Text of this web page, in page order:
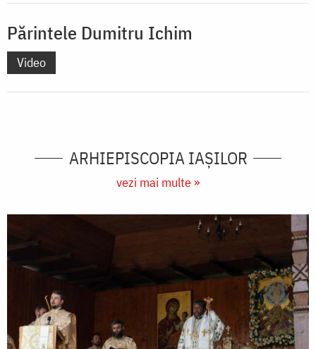
Părintele Dumitru Ichim
Video
ARHIEPISCOPIA IAŞILOR
vezi mai multe »